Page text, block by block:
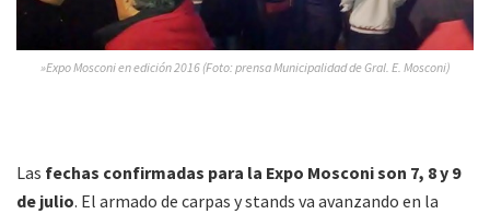
»Expo Mosconi en edición 2016 (Foto: prensa Municipalidad de Gral. E. Mosconi)
Las fechas confirmadas para la Expo Mosconi son 7, 8 y 9
de julio. El armado de carpas y stands va avanzando en la